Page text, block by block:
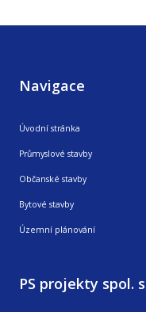
Navigace
Úvodní stránka
Průmyslové stavby
Občanské stavby
Bytové stavby
Územní plánování
PS projekty spol.